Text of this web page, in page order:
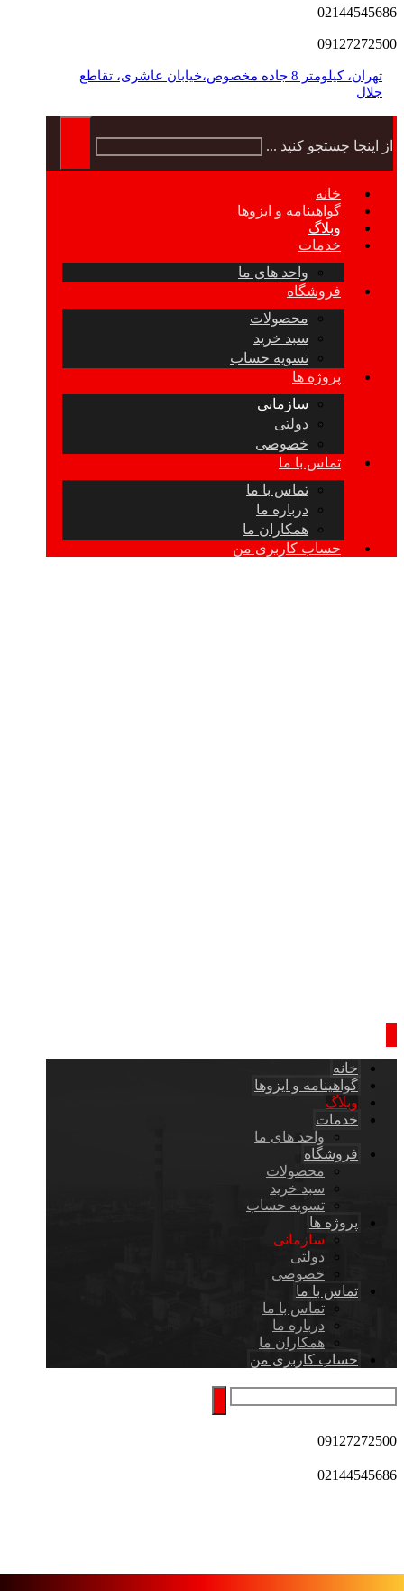
02144545686
09127272500
تهران، کیلومتر 8 جاده مخصوص،خیابان عاشری، تقاطع
جلال
از اینجا جستجو کنید ...
خانه
گواهینامه و ایزوها
وبلاگ
خدمات
واحد های ما
فروشگاه
محصولات
سبد خرید
تسویه حساب
پروژه ها
سازمانی
دولتی
خصوصی
تماس با ما
تماس با ما
درباره ما
همکاران ما
حساب کاربری من
خانه
گواهینامه و ایزوها
وبلاگ
خدمات
واحد های ما
فروشگاه
محصولات
سبد خرید
تسویه حساب
پروژه ها
سازمانی
دولتی
خصوصی
تماس با ما
تماس با ما
درباره ما
همکاران ما
حساب کاربری من
09127272500
02144545686